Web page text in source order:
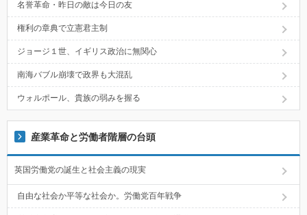
名誉革命・昨日の敵は今日の友
権利の章典で立憲君主制
ジョージ１世、イギリス政治に無関心
南海バブル崩壊で政界も大混乱
ウォルポール、貴族の弱みを握る
産業革命と労働者階層の台頭
英国労働党の誕生と社会主義の現実
自由な社会か平等な社会か。労働党百年戦争